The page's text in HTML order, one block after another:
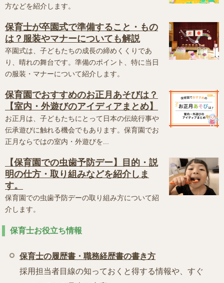
方などを紹介します。
保育士が卒園式で準備すること・もの
は？服装やマナーについても解説
卒園式は、子どもたちの成長の締めくくりであ
り、晴れの舞台です。準備のポイント、特に当日
の服装・マナーについて紹介します。
保育園でおすすめのお正月あそびは？
【室内・外遊びのアイディアまとめ】
お正月は、子どもたちにとって日本の伝統行事や
伝承遊びに触れる機会でもあります。保育園でお
正月ならではの室内・外遊びを...
【保育園での虫歯予防デー】目的・説
明の仕方・取り組みなどを紹介しま
す。
保育園での虫歯予防デーの取り組み方について紹
介します。
保育士お役立ち情報
保育士の履歴書・職務経歴書の書き方
採用担当者目線の知っておくと得する情報や、すぐ